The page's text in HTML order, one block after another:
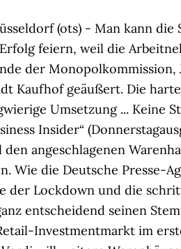
(ots) - Man kann
feiern, weil die
der
Kaufhof geäußert. Die
Umsetzung ... Keine
Insider“
angeschlagenen
Wie die Deutsche Presse-
der Lockdown und die
entscheidend seinen
Investmentmarkt im